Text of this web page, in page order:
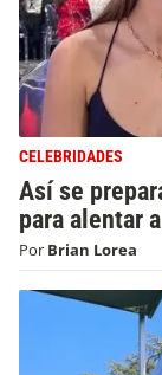
CELEBRIDADES
Así se
para alentar
Por Brian Lorea